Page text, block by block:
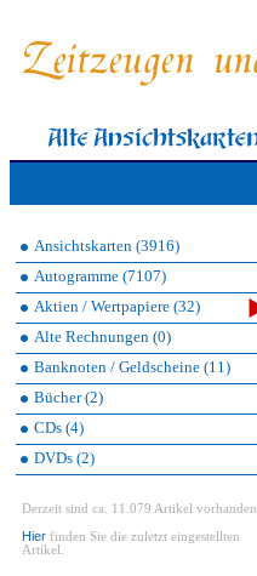
Ansichtskarten (3916)
Autogramme (7107)
Aktien / Wertpapiere (32)
Alte Rechnungen (0)
Banknoten / Geldscheine (11)
Bücher (2)
CDs (4)
DVDs (2)
Derzeit sind ca. 11.079 Artikel vorhanden.
Hier finden Sie die zuletzt eingestellten
Artikel.